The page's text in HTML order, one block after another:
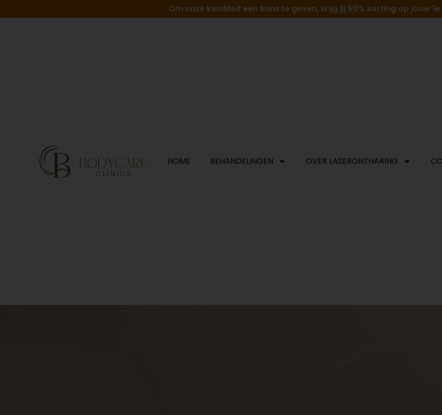
Om onze kwaliteit een kans te geven, krijg jij 50% korting op jouw
HOME BEHANDELINGEN OVER LASERONTHARING